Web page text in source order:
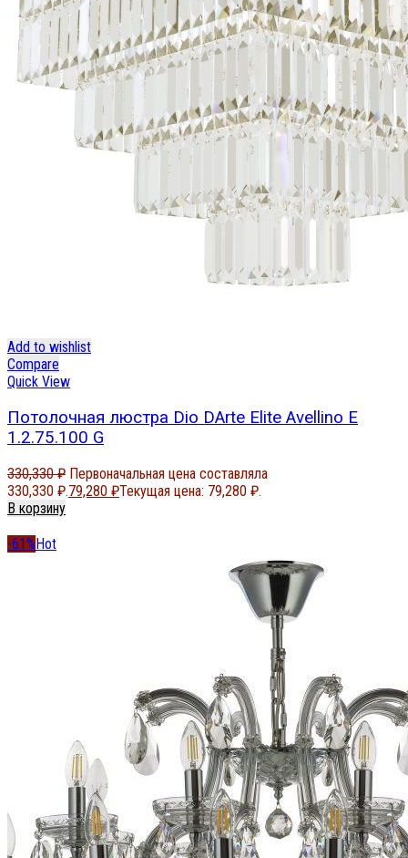
Add to wishlist
Compare
Quick View
Потолочная люстра Dio DArte Elite Avellino E
1.2.75.100 G
330,330₽ Первоначальная цена составляла
330,330 ₽.79,280 ₽Текущая цена: 79,280 ₽.
В корзину
-61%Hot